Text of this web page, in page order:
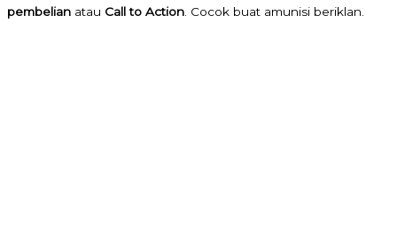
pembelian atau Call to Action . Cocok buat amunisi beriklan.